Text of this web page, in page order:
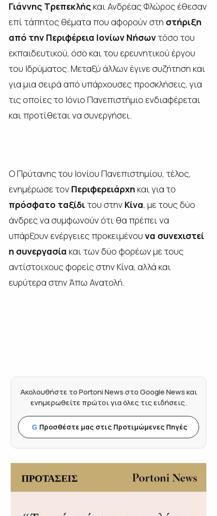
Γιάννης Τρεπεκλής και Ανδρέας Φλώρος έθεσαν
επί τάπητος θέματα που αφορούν στη στήριξη
από την Περιφέρεια Ιονίων Νήσωντόσο του
εκπαιδευτικού, όσο και του ερευνητικού έργου
του Ιδρύματος. Μεταξύ άλλων έγινε συζήτηση και
για μια σειρά από υπάρχουσες προσκλήσεις, για
τις οποίες το Ιόνιο Πανεπιστήμιο ενδιαφέρεται
και προτίθεται να συνεργήσει.
Ο Πρύτανης του Ιονίου Πανεπιστημίου, τέλος,
ενημέρωσε τον Περιφερειάρχη και για το
πρόσφατο ταξίδι του στην Κίνα, με τους δύο
άνδρες να συμφωνούν ότι θα πρέπει να
υπάρξουν ενέργειες προκειμένου να συνεχιστεί
η συνεργασία και των δύο φορέων με τους
αντίστοιχους φορείς στην Κίνα, αλλά και
ευρύτερα στην Άπω Ανατολή.
Ακολουθήστε το Portoni News στο Google News και
ενημερωθείτε πρώτοι για όλες τις ειδήσεις.
G Προσθέστε μας στις Προτιμώμενες Πηγές